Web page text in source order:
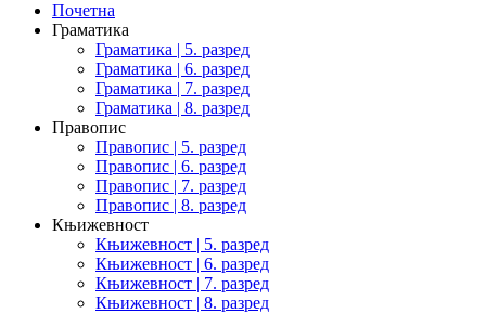
Почетна
Граматика
Граматика | 5. разред
Граматика | 6. разред
Граматика | 7. разред
Граматика | 8. разред
Правопис
Правопис | 5. разред
Правопис | 6. разред
Правопис | 7. разред
Правопис | 8. разред
Књижевност
Књижевност | 5. разред
Књижевност | 6. разред
Књижевност | 7. разред
Књижевност | 8. разред